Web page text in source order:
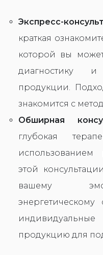
Экспресс-
краткая
которой вы
диагностику
продукции.
знакомится с
Обширная
глубокая
этой
вашему
продукцию для